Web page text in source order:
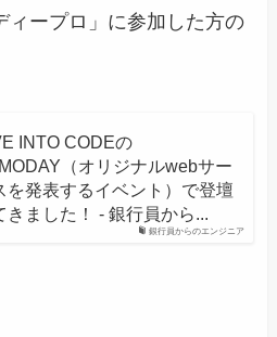
ィープロ」に参加した方の
銀行員からのエンジニア
INTO CODEの
（オリジナルwebサー
を発表するイベント）で登壇
きました！ - 銀行員から...